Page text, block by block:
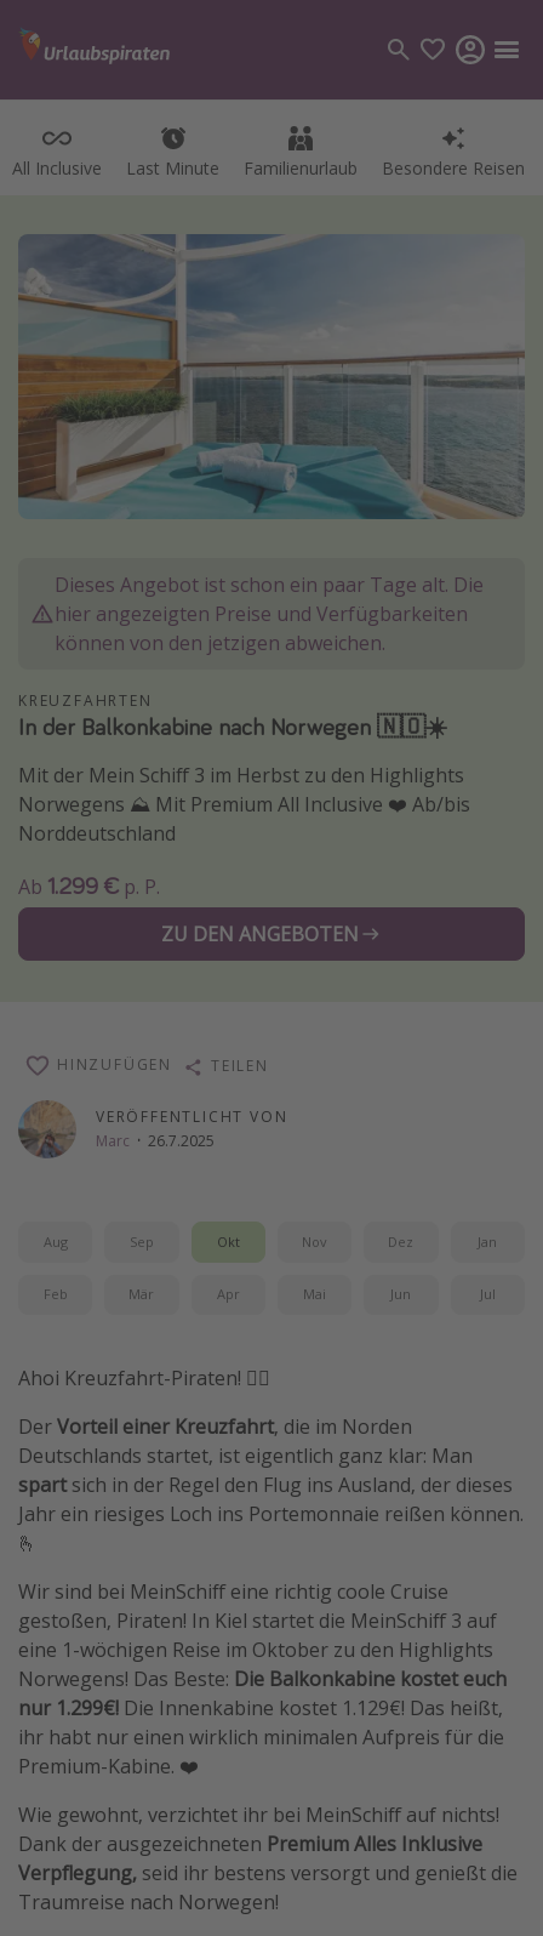
All Inclusive Last Minute Familienurlaub Besondere Reisen
Kategorien
Hotel
Pauschalreisen
Reiseziele
Alle Reiseziele
Bodensee Urlaub
Normandie Urlaub
Goa Urlaub
St. Lucia Urlaub
Kefalonia Urlaub
Krabi Urlaub
Tulum Urlaub
Sri Lanka Rundreise
Japan Rundreise
Reisethemen
Alle Reisethemen
Roadtrips
Wochenendtrip
Singlereisen
Gruppenreisen
Weitere Themen
Reise Journal
Familienurlaub in der Türkei
Rundreisen in Thailand
Bahnreisen in der Schweiz
Reisepassfreie Reiseziele
Travel Know How
Silvesterreisen
Last Minute Urlaub Mallorca
Last Minute Urlaub Deutschland
Dieses Angebot ist schon ein paar Tage alt. Die
hier angezeigten Preise und Verfügbarkeiten
können von den jetzigen abweichen.
KREUZFAHRTEN
In der Balkonkabine nach Norwegen 🇳🇴☀️
Mit der Mein Schiff 3 im Herbst zu den Highlights
Norwegens ⛰️ Mit Premium All Inclusive ❤️ Ab/bis
Norddeutschland
Ab 1.299 € p. P.
ZU DEN ANGEBOTEN
VERÖFFENTLICHT VON
Marc · 26.7.2025
HINZUFÜGEN TEILEN
Aug Sep Okt Nov Dez Jan
Feb Mär Apr Mai Jun Jul
Ahoi Kreuzfahrt-Piraten! 🏴‍☠️
DerVorteil einer Kreuzfahrt, die im Norden
Deutschlands startet, ist eigentlich ganz klar: Man
spartsich in der Regel den Flug ins Ausland, der dieses
Jahr ein riesiges Loch ins Portemonnaie reißen können.
🫰
Wir sind bei MeinSchiff eine richtig coole Cruise
gestoßen, Piraten! In Kiel startet die MeinSchiff 3 auf
eine 1-wöchigen Reise im Oktober zu den Highlights
Norwegens! Das Beste: Die Balkonkabine kostet euch
nur 1.299€! Die Innenkabine kostet 1.129€! Das heißt,
ihr habt nur einen wirklich minimalen Aufpreis für die
Premium-Kabine. ❤️
Wie gewohnt, verzichtet ihr bei MeinSchiff auf nichts!
Dank der ausgezeichneten Premium Alles Inklusive
Verpflegung, seid ihr bestens versorgt und genießt die
Traumreise nach Norwegen!